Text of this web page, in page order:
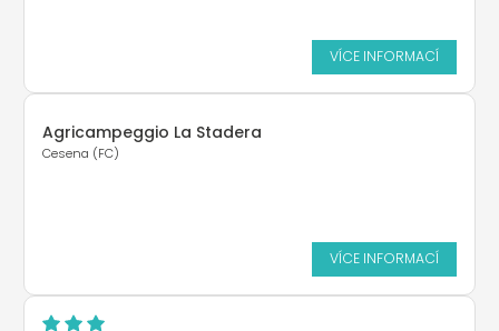
VÍCE INFORMACÍ
Agricampeggio La Stadera
Cesena (FC)
VÍCE INFORMACÍ